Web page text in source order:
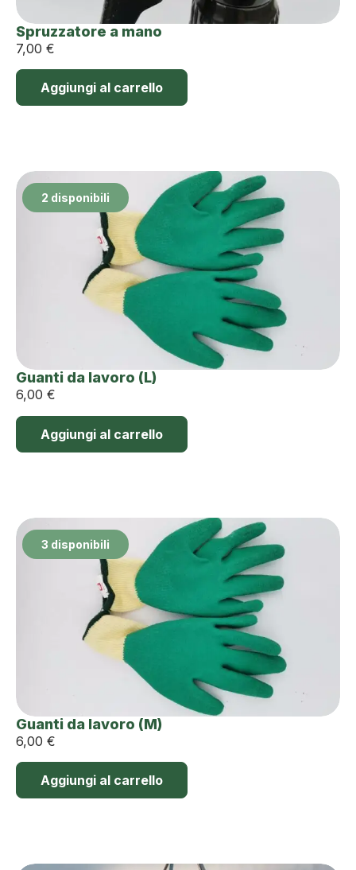
Spruzzatore a mano
7,00 €
Aggiungi al carrello
2 disponibili
Guanti da lavoro (L)
6,00 €
Aggiungi al carrello
3 disponibili
Guanti da lavoro (M)
6,00 €
Aggiungi al carrello